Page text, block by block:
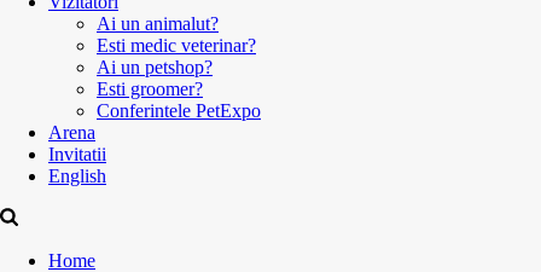
Ai un animalut?
Esti medic veterinar?
Ai un petshop?
Esti groomer?
Conferintele PetExpo
Arena
Invitatii
English
Home